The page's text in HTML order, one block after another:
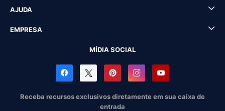
AJUDA
EMPRESA
MÍDIA SOCIAL
Receba recursos exclusivos diretamente em sua caixa de
entrada